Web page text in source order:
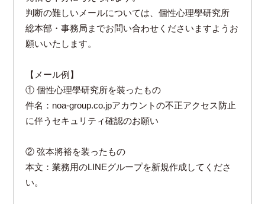
判断の難しいメールについては、個性心理學研究所
総本部・事務局までお問い合わせくださいますようお
願いいたします。
【メール例】
① 個性心理學研究所を装ったもの
件名：noa-group.co.jpアカウントの不正アクセス防止
に伴うセキュリティ確認のお願い
② 弦本將裕を装ったもの
本文：業務用のLINEグループを新規作成してくださ
い。